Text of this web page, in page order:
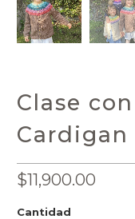
Clase
$11,900.00
Cantidad